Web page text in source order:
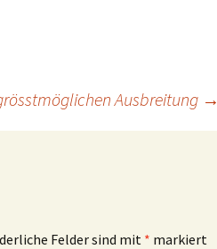
Ausbreitung →
Felder sind mit * markiert